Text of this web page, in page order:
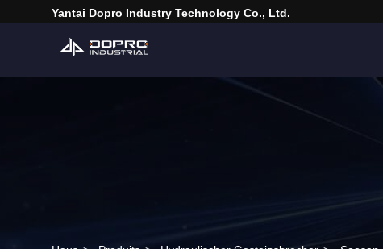
Yantai Dopro Industry Technology Co., Ltd.